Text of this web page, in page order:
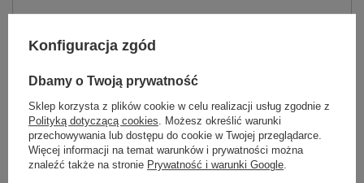
ZALOGUJ SIĘ I ZOBACZ CENĘ
Masz pytanie? Chętnie pomożemy.
Zadzwoń+48 601 547 740 Zadaj pytanie
skład materiału : 87% poliester, 13% elastan
sposób prania : pranie w pralce w 30°C
Konfiguracja zgód
Dbamy o Twoją prywatność
Sklep korzysta z plików cookie w celu realizacji usług zgodnie z
Polityką dotyczącą cookies. Możesz określić warunki
przechowywania lub dostępu do cookie w Twojej przeglądarce.
Więcej informacji na temat warunków i prywatności można
znaleźć także na stronie Prywatność i warunki Google.